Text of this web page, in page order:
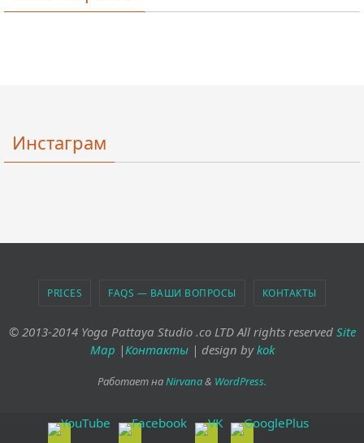
Инстаграм
PRICES FAQS — ВАШИ ВОПРОСЫ КОНТАКТЫ
© 2013-2014 Yoga Pattaya Studio .co LTD All rights reserved Site
Map | Контакты| design bykok
Работает наNirvana& WordPress.